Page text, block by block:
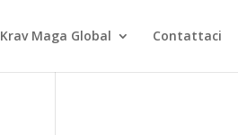
Krav Maga Global Contattaci